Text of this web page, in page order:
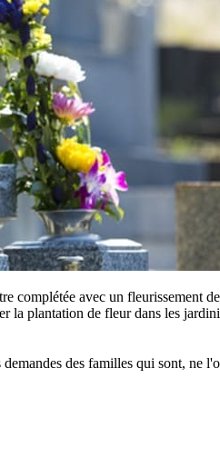
complétée avec un fleurissement
la plantation de fleur dans les
des familles qui sont, ne